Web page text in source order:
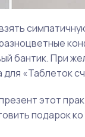
бантик. При
«Таблеток
этот
подарок